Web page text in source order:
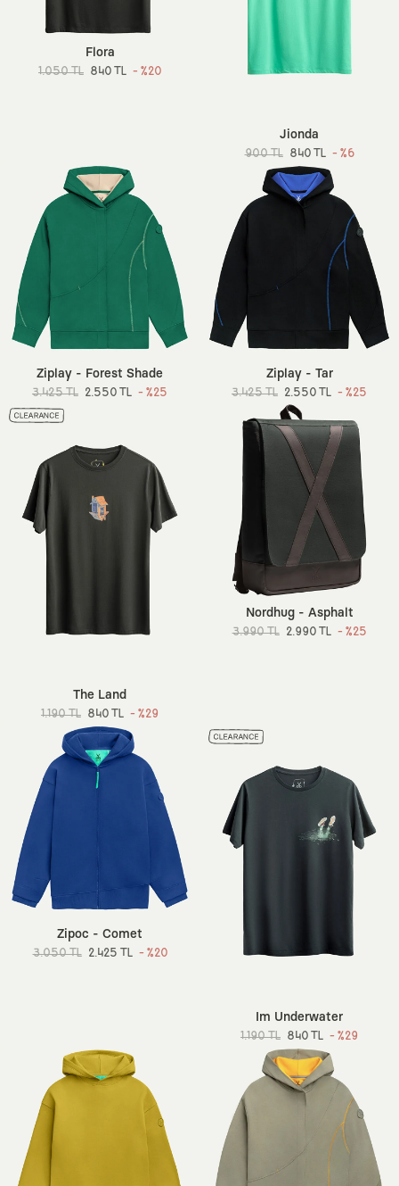
Flora
1.050 TL 840 TL - %20
Jionda
900 TL 840 TL - %6
Ziplay - Forest Shade
3.425 TL 2.550 TL - %25
Ziplay - Tar
3.425 TL 2.550 TL - %25
The Land
1.190 TL 840 TL - %29
Nordhug - Asphalt
3.990 TL 2.990 TL - %25
Zipoc - Comet
3.050 TL 2.425 TL - %20
Im Underwater
1.190 TL 840 TL - %29